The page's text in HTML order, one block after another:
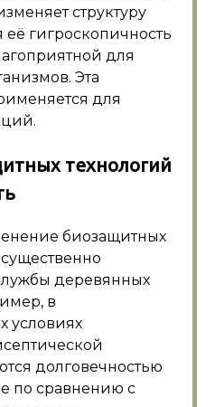
структуру
гигроскопичность
для
Эта
для
технологий
биозащитных
деревянных
в
условиях
долговечностью
по сравнению с